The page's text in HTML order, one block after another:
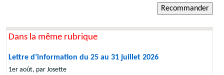
Dans la même rubrique
Lettre d’information du 25 au 31 juillet 2026
1er août, par Josette